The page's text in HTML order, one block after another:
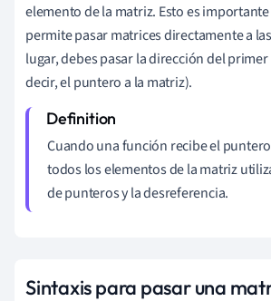
elemento de la matriz. Esto es
permite pasar matrices directamente a
lugar, debes pasar la dirección del
decir, el puntero a la matriz).
Cuando una función recibe el
todos los elementos de la matriz
de punteros y la desreferencia.
Sintaxis para pasar una